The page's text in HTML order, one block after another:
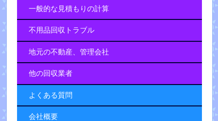
一般的な見積もりの計算
不用品回収トラブル
地元の不動産、管理会社
他の回収業者
よくある質問
会社概要